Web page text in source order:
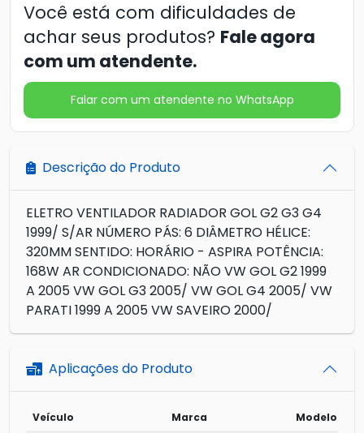
Você está com dificuldades de
achar seus produtos? Fale agora
com um atendente.
Falar com um atendente no WhatsApp
Descrição do Produto
ELETRO VENTILADOR RADIADOR GOL G2 G3 G4
1999/ S/AR NÚMERO PÁS: 6 DIÂMETRO HÉLICE:
320MM SENTIDO: HORÁRIO - ASPIRA POTÊNCIA:
168W AR CONDICIONADO: NÃO VW GOL G2 1999
A 2005 VW GOL G3 2005/ VW GOL G4 2005/ VW
PARATI 1999 A 2005 VW SAVEIRO 2000/
Aplicações do Produto
Veículo Marca
Modelo